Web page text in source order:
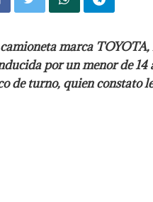
marca
por un menor de
de turno, quien constato